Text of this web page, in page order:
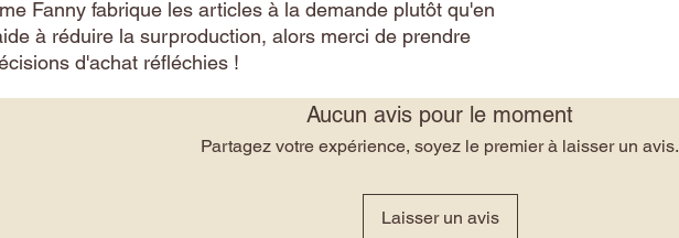
Fanny fabrique les articles à la demande plutôt qu'en
à réduire la surproduction, alors merci de prendre
d'achat réfléchies !
Aucun avis pour le moment
Partagez votre expérience, soyez le premier à laisser un avis.
Laisser un avis